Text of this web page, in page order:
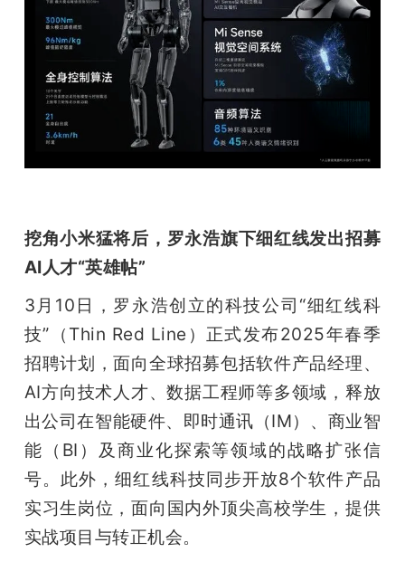
挖角小米猛将后，罗永浩旗下细红线发出招募
AI人才“英雄帖”
3月10日，罗永浩创立的科技公司“细红线科
技”（Thin Red Line）正式发布2025年春季
招聘计划，面向全球招募包括软件产品经理、
AI方向技术人才、数据工程师等多领域，释放
出公司在智能硬件、即时通讯（IM）、商业智
能（BI）及商业化探索等领域的战略扩张信
号。此外，细红线科技同步开放8个软件产品
实习生岗位，面向国内外顶尖高校学生，提供
实战项目与转正机会。